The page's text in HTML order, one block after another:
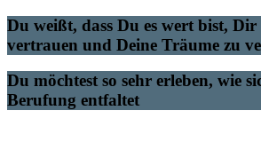
Du weißt, dass Du es wert bist, Dir
vertrauen und Deine Träume zu
Du möchtest so sehr erleben, wie
Berufung entfaltet